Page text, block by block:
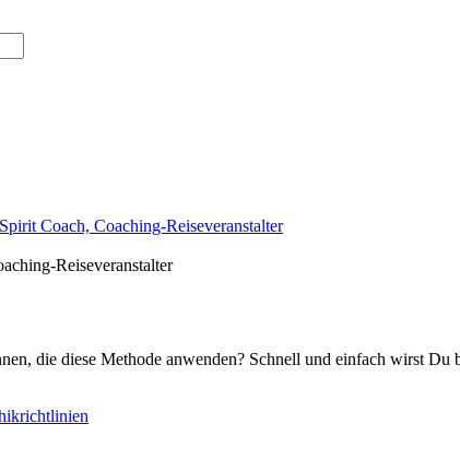
Reiseveranstalter
die diese Methode anwenden? Schnell und einfach wirst Du